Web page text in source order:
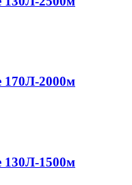
170Л-2000м
130Л-1500м